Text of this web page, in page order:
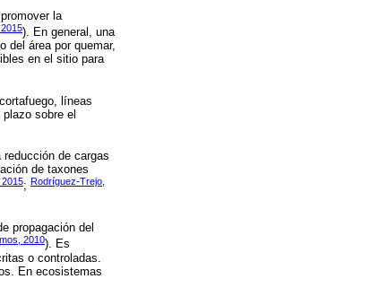
la
). En general, una
del área por quemar,
en el sitio para
líneas
sobre el
de cargas
de taxones
2015; Rodríguez-Trejo,
propagación del
2010). Es
o controladas.
En ecosistemas